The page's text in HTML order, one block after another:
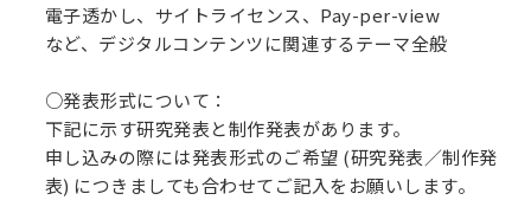
電子透かし、サイトライセンス、Pay-per-view
など、デジタルコンテンツに関連するテーマ全般
○発表形式について：
下記に示す研究発表と制作発表があります。
申し込みの際には発表形式のご希望 (研究発表／制作発
表) につきましても合わせてご記入をお願いします。